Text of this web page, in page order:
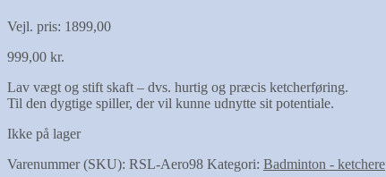
Vejl. pris: 1899,00
999,00 kr.
Lav vægt og stift skaft – dvs. hurtig og præcis ketcherføring.
Til den dygtige spiller, der vil kunne udnytte sit potentiale.
Ikke på lager
Varenummer (SKU): RSL-Aero98 Kategori: Badminton - ketchere